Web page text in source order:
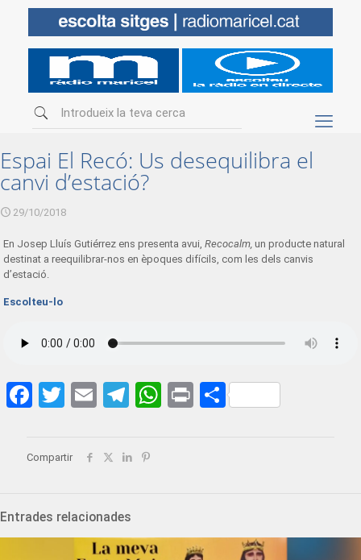
Espai El Recó: Us desequilibra el
canvi d’estació?
29/10/2018
En Josep Lluís Gutiérrez ens presenta avui,Recocalm,un producte natural
destinat a reequilibrar-nos en èpoques difícils, com les dels canvis
d’estació.
Escolteu-lo
Facebook
Twitter
EmailTelegram
WhatsApp
PrintShare
Compartir
Entrades relacionades